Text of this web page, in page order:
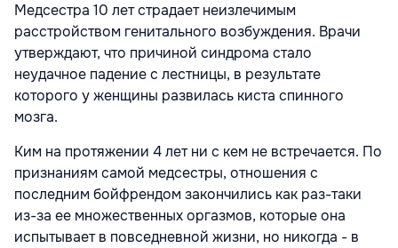
Медсестра 10 лет страдает неизлечимым
расстройством генитального возбуждения. Врачи
утверждают, что причиной синдрома стало
неудачное падение с лестницы, в результате
которого у женщины развилась киста спинного
мозга.
Ким на протяжении 4 лет ни с кем не встречается. По
признаниям самой медсестры, отношения с
последним бойфрендом закончились как раз-таки
из-за ее множественных оргазмов, которые она
испытывает в повседневной жизни, но никогда - в